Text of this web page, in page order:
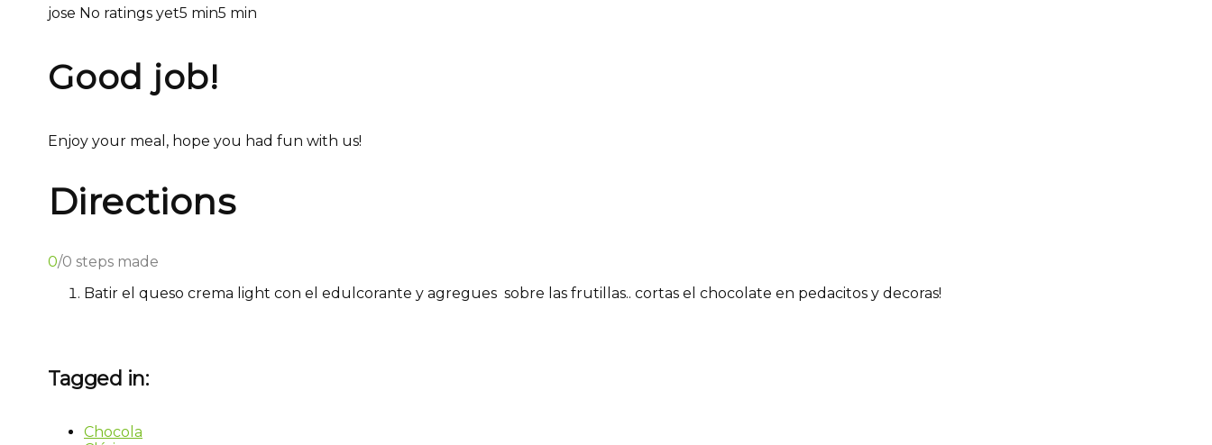
jose No ratings yet5 min5 min
Good job!
Enjoy your meal, hope you had fun with us!
Directions
0/0 steps made
Batir el queso crema light con el edulcorante y agregues sobre las frutillas.. cortas el chocolate en pedacitos y decoras!
Tagged in:
Chocola